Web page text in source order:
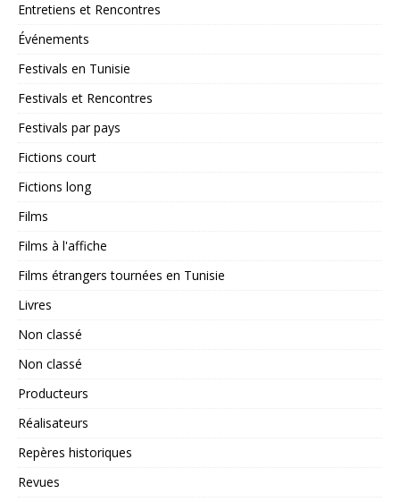
Entretiens et Rencontres
Événements
Festivals en Tunisie
Festivals et Rencontres
Festivals par pays
Fictions court
Fictions long
Films
Films à l'affiche
Films étrangers tournées en Tunisie
Livres
Non classé
Non classé
Producteurs
Réalisateurs
Repères historiques
Revues